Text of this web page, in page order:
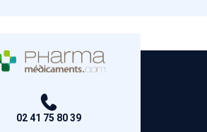
02 41 75 80 39